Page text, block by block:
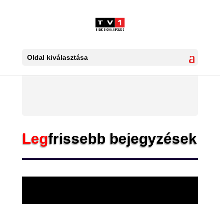
Oldal kiválasztása
Legfrissebb bejegyzések